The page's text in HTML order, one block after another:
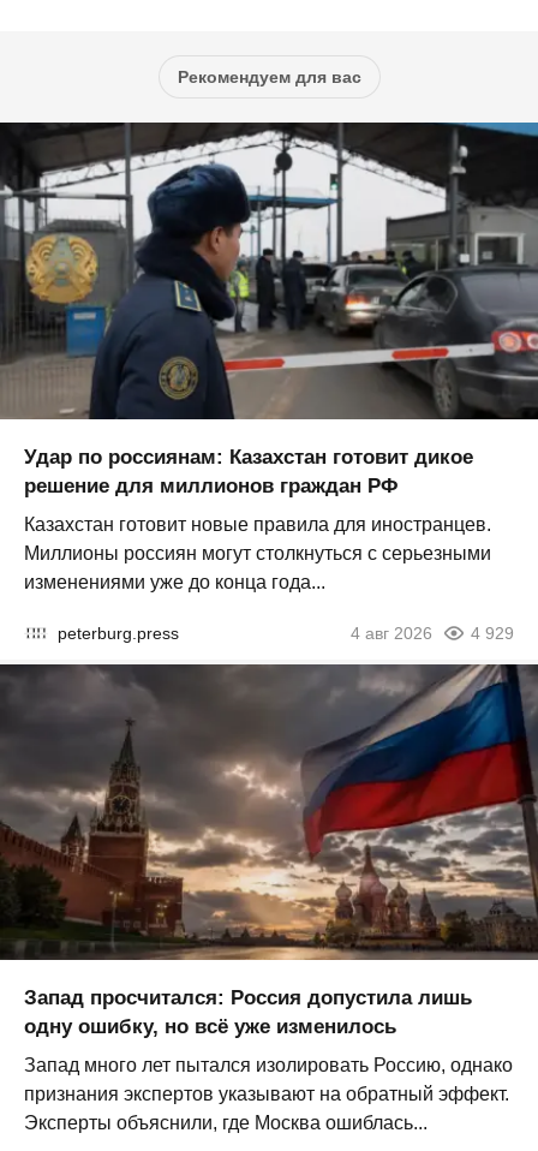
Рекомендуем для вас
Удар по россиянам: Казахстан готовит дикое
решение для миллионов граждан РФ
Казахстан готовит новые правила для иностранцев.
Миллионы россиян могут столкнуться с серьезными
изменениями уже до конца года...
peterburg.press 4 авг 2026 4 929
Запад просчитался: Россия допустила лишь
одну ошибку, но всё уже изменилось
Запад много лет пытался изолировать Россию, однако
признания экспертов указывают на обратный эффект.
Эксперты объяснили, где Москва ошиблась...